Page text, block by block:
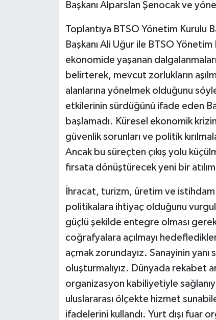
Başkanı Alparslan Şenocak ve
Toplantıya BTSO Yönetim Kurulu
Başkanı Ali Uğur ile BTSO
ekonomide yaşanan
belirterek, mevcut zorlukların
alanlarına yönelmek olduğunu
etkilerinin sürdüğünü ifade eden
başlamadı. Küresel ekonomik
güvenlik sorunları ve politik
Ancak bu süreçten çıkış yolu
fırsata dönüştürecek yeni bir
İhracat, turizm, üretim ve
politikalara ihtiyaç olduğunu
güçlü şekilde entegre olması
coğrafyalara açılmayı
açmak zorundayız. Sanayinin
oluşturmalıyız. Dünyada rekabet
organizasyon kabiliyetiyle
uluslararası ölçekte hizmet
ifadelerini kullandı. Yurt dışı fuar